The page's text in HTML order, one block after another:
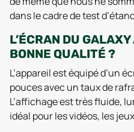
dans le cadre de test
L’ÉCRAN DU
BONNE QUALITÉ ?
L’appareil est équipé d’un
pouces avec un taux de
L’affichage est très fluide,
idéal pour les vidéos, les